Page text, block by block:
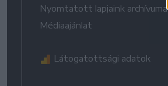
Nyomtatott lapjaink archívuma
Médiaajánlat
Látogatottsági adatok